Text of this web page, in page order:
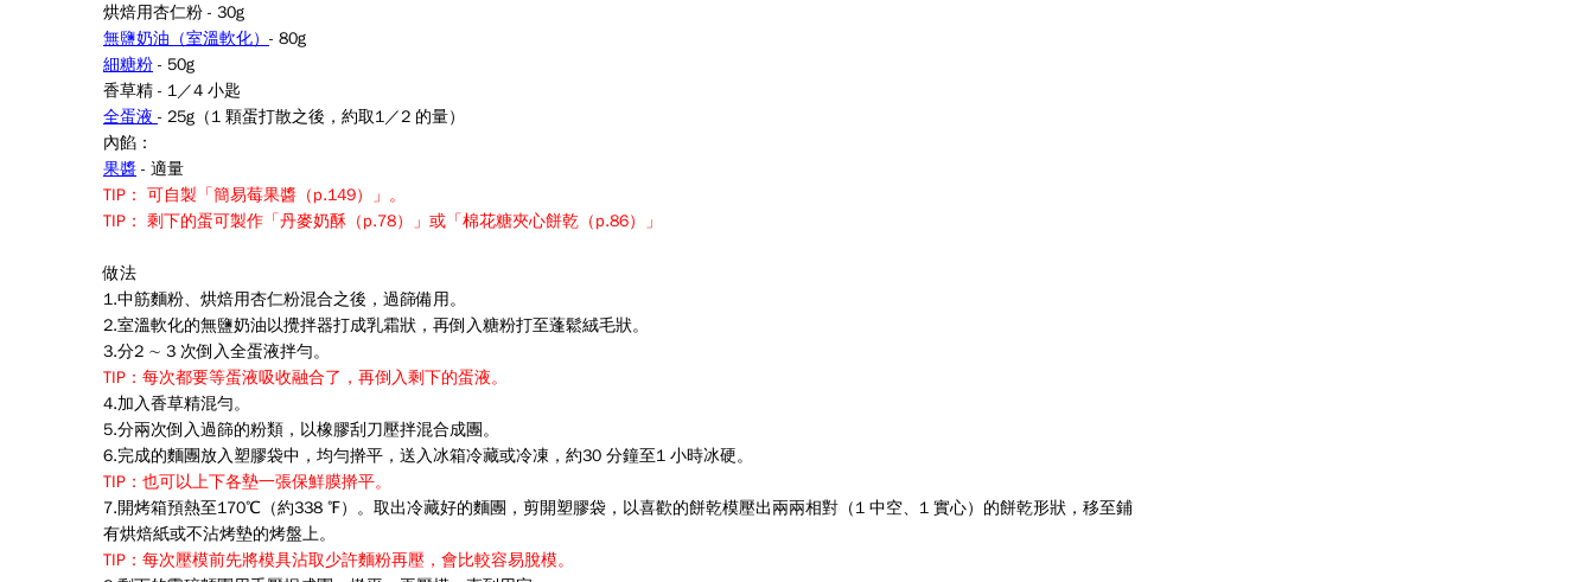
烘焙用杏仁粉 - 30g
無鹽奶油（室溫軟化） - 80g
細糖粉 - 50g
香草精 - 1／4 小匙
全蛋液 - 25g（1 顆蛋打散之後，約取1／2 的量）
內餡：
果醬 - 適量
TIP： 可自製「簡易莓果醬（p.149）」。
TIP： 剩下的蛋可製作「丹麥奶酥（p.78）」或「棉花糖夾心餅乾（p.86）」
做法
1.中筋麵粉、烘焙用杏仁粉混合之後，過篩備用。
2.室溫軟化的無鹽奶油以攪拌器打成乳霜狀，再倒入糖粉打至蓬鬆絨毛狀。
3.分2 ∼ 3 次倒入全蛋液拌勻。
TIP：每次都要等蛋液吸收融合了，再倒入剩下的蛋液。
4.加入香草精混勻。
5.分兩次倒入過篩的粉類，以橡膠刮刀壓拌混合成團。
6.完成的麵團放入塑膠袋中，均勻擀平，送入冰箱冷藏或冷凍，約30 分鐘至1 小時冰硬。
TIP：也可以上下各墊一張保鮮膜擀平。
7.開烤箱預熱至170℃（約338 ℉）。取出冷藏好的麵團，剪開塑膠袋，以喜歡的餅乾模壓出兩兩相對（1 中空、1 實心）的餅乾形狀，移至鋪
有烘焙紙或不沾烤墊的烤盤上。
TIP：每次壓模前先將模具沾取少許麵粉再壓，會比較容易脫模。